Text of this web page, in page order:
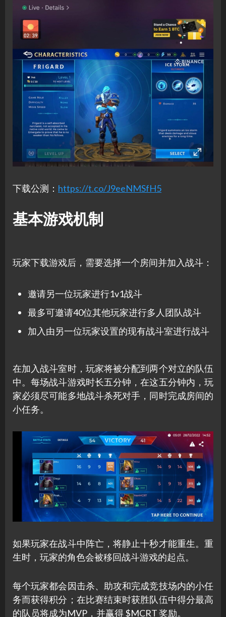
下载公测： https://t.co/J9eeNMSfH5
基本游戏机制
玩家下载游戏后，需要选择一个房间并加入战斗：
邀请另一位玩家进行1v1战斗
最多可邀请40位其他玩家进行多人团队战斗
加入由另一位玩家设置的现有战斗室进行战斗
在加入战斗室时，玩家将被分配到两个对立的队伍
中。每场战斗游戏时长五分钟，在这五分钟内，玩
家必须尽可能多地战斗杀死对手，同时完成房间的
小任务。
如果玩家在战斗中阵亡，将静止十秒才能重生。重
生时，玩家的角色会被移回战斗游戏的起点。
每个玩家都会因击杀、助攻和完成竞技场内的小任
务而获得积分；在比赛结束时获胜队伍中得分最高
的队员将成为MVP，并赢得 $MCRT 奖励。